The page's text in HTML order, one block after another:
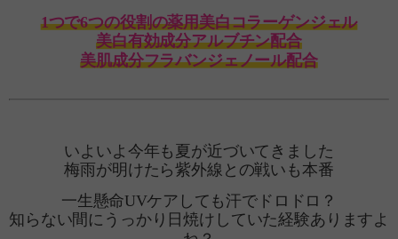
1つで6つの役割の薬用美白コラーゲンジェル
美白有効成分アルブチン配合
美肌成分フラバンジェノール配合
いよいよ今年も夏が近づいてきました
梅雨が明けたら紫外線との戦いも本番
一生懸命UVケアしても汗でドロドロ？
知らない間にうっかり日焼けしていた経験ありますよ